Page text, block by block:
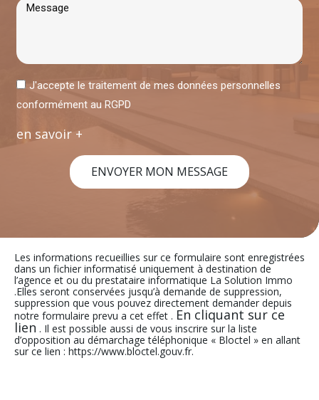
J'accepte le traitement de mes données personnelles
conformément au RGPD
en savoir +
ENVOYER MON MESSAGE
Les informations recueillies sur ce formulaire sont enregistrées
dans un fichier informatisé uniquement à destination de
l’agence et ou du prestataire informatique La Solution Immo
.Elles seront conservées jusqu’à demande de suppression,
suppression que vous pouvez directement demander depuis
notre formulaire prevu a cet effet . En cliquant sur ce
lien . Il est possible aussi de vous inscrire sur la liste
d’opposition au démarchage téléphonique « Bloctel » en allant
sur ce lien : https://www.bloctel.gouv.fr.